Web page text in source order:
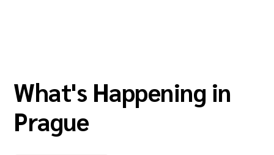
What's Happening in
Prague